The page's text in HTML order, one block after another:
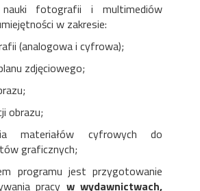
fotografii i multimediów
w zakresie:
(analogowa i cyfrowa);
zdjęciowego;
obrazu;
materiałów cyfrowych do
graficznych;
programu jest przygotowanie
pracy w wydawnictwach,